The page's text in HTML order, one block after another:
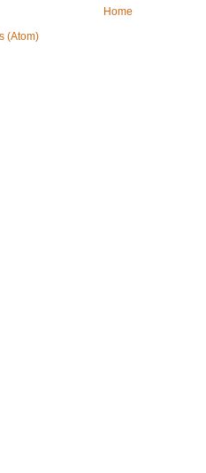
Home
(Atom)